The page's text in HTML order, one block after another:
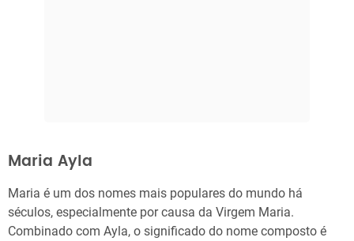
Maria Ayla
Maria é um dos nomes mais populares do mundo há
séculos, especialmente por causa da Virgem Maria.
Combinado com Ayla, o significado do nome composto é